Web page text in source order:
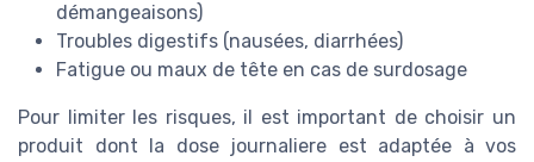
démangeaisons)
Troubles digestifs (nausées, diarrhées)
Fatigue ou maux de tête en cas de surdosage
Pour limiter les risques, il est important de choisir un
produit dont la dose journaliere est adaptée à vos